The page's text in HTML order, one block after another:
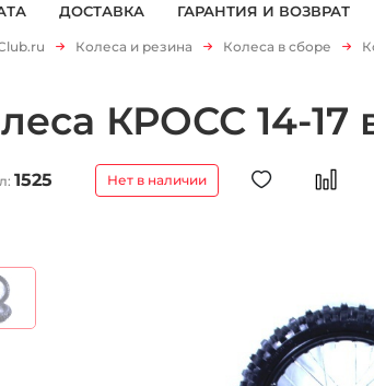
ДОСТАВКА ГАРАНТИЯ И ВОЗВРАТ
Колеса и резина Колеса в сборе
КРОСС 14-17
1525 Нет в наличии